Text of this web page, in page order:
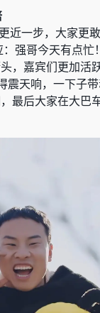
一步，大家更
强哥今天有点
，嘉宾们更加活
震天响，一下子
最后大家在大巴